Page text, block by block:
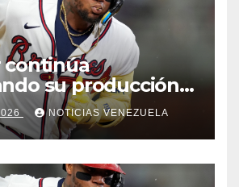
continúa
su producción
NOTICIAS VENEZUELA